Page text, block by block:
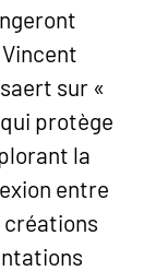
sur «
protège
la
entre
créations